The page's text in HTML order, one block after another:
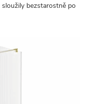
bezstarostně po